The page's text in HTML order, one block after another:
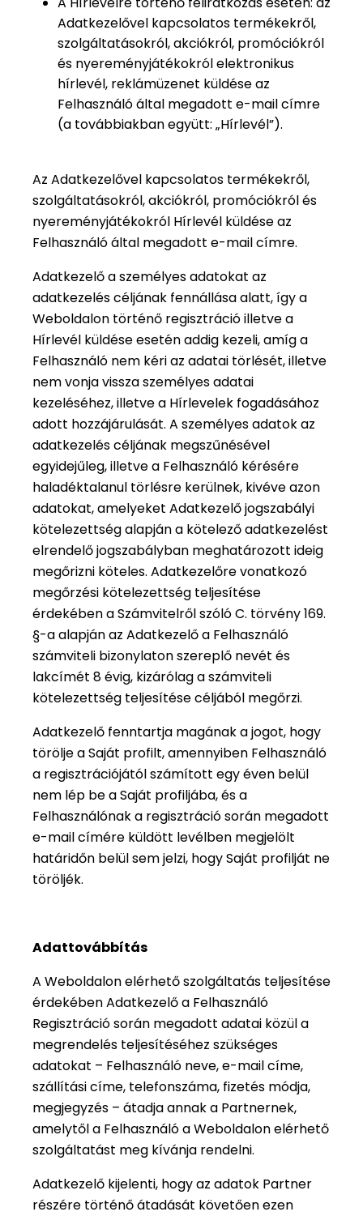
Adatkezelővel kapcsolatos termékekről,
szolgáltatásokról, akciókról, promóciókról
és nyereményjátékokról elektronikus
hírlevél, reklámüzenet küldése az
Felhasználó által megadott e-mail címre
(a továbbiakban együtt: „Hírlevél”).
Az Adatkezelővel kapcsolatos termékekről,
szolgáltatásokról, akciókról, promóciókról és
nyereményjátékokról Hírlevél küldése az
Felhasználó által megadott e-mail címre.
Adatkezelő a személyes adatokat az
adatkezelés céljának fennállása alatt, így a
Weboldalon történő regisztráció illetve a
Hírlevél küldése esetén addig kezeli, amíg a
Felhasználó nem kéri az adatai törlését, illetve
nem vonja vissza személyes adatai
kezeléséhez, illetve a Hírlevelek fogadásához
adott hozzájárulását. A személyes adatok az
adatkezelés céljának megszűnésével
egyidejűleg, illetve a Felhasználó kérésére
haladéktalanul törlésre kerülnek, kivéve azon
adatokat, amelyeket Adatkezelő jogszabályi
kötelezettség alapján a kötelező adatkezelést
elrendelő jogszabályban meghatározott ideig
megőrizni köteles. Adatkezelőre vonatkozó
megőrzési kötelezettség teljesítése
érdekében a Számvitelről szóló C. törvény 169.
§-a alapján az Adatkezelő a Felhasználó
számviteli bizonylaton szereplő nevét és
lakcímét 8 évig, kizárólag a számviteli
kötelezettség teljesítése céljából megőrzi.
Adatkezelő fenntartja magának a jogot, hogy
törölje a Saját profilt, amennyiben Felhasználó
a regisztrációjától számított egy éven belül
nem lép be a Saját profiljába, és a
Felhasználónak a regisztráció során megadott
e-mail címére küldött levélben megjelölt
határidőn belül sem jelzi, hogy Saját profilját ne
töröljék.
Adattovábbítás
A Weboldalon elérhető szolgáltatás teljesítése
érdekében Adatkezelő a Felhasználó
Regisztráció során megadott adatai közül a
megrendelés teljesítéséhez szükséges
adatokat – Felhasználó neve, e-mail címe,
szállítási címe, telefonszáma, fizetés módja,
megjegyzés – átadja annak a Partnernek,
amelytől a Felhasználó a Weboldalon elérhető
szolgáltatást meg kívánja rendelni.
Adatkezelő kijelenti, hogy az adatok Partner
részére történő átadását követően ezen